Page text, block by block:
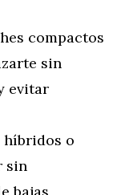
compactos
sin
evitar
híbridos o
sin